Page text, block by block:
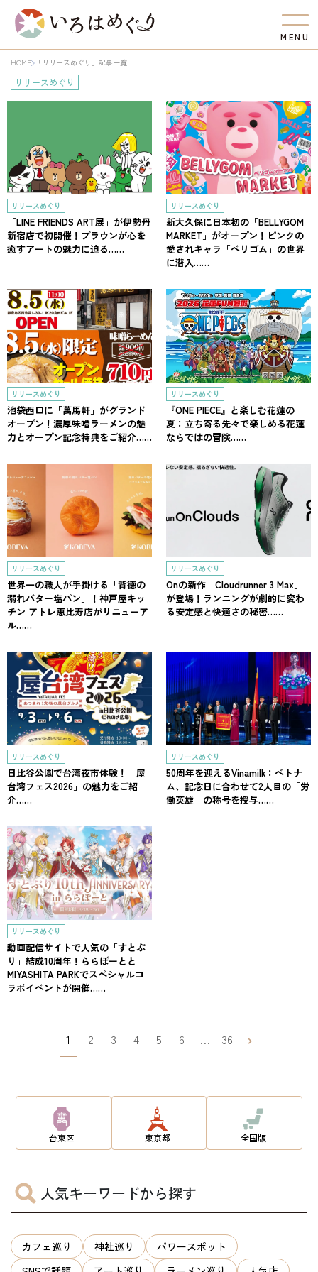
M EN U
HOME 「リリースめぐり」記事一覧
リリースめぐり
リリースめぐり
「LINE FRIENDS ART展」が伊勢丹
新宿店で初開催！ブラウンが心を
癒すアートの魅力に迫る……
リリースめぐり
新大久保に日本初の「BELLYGOM
MARKET」がオープン！ピンクの
愛されキャラ「ベリゴム」の世界
に潜入……
リリースめぐり
池袋西口に「萬馬軒」がグランド
オープン！濃厚味噌ラーメンの魅
力とオープン記念特典をご紹介……
リリースめぐり
『ONE PIECE』と楽しむ花蓮の
夏：立ち寄る先々で楽しめる花蓮
ならではの冒険……
リリースめぐり
世界一の職人が手掛ける「背徳の
溺れバター塩パン」！神戸屋キッ
チン アトレ恵比寿店がリニューア
ル……
リリースめぐり
Onの新作「Cloudrunner 3 Max」
が登場！ランニングが劇的に変わ
る安定感と快適さの秘密……
リリースめぐり
日比谷公園で台湾夜市体験！「屋
台湾フェス2026」の魅力をご紹
介……
リリースめぐり
50周年を迎えるVinamilk：ベトナ
ム、記念日に合わせて2人目の「労
働英雄」の称号を授与……
リリースめぐり
動画配信サイトで人気の「すとぷ
り」結成10周年！ららぽーとと
MIYASHITA PARKでスペシャルコ
ラボイベントが開催……
1 2 3 4 5 6 … 36
台東区 東京都 全国版
人気キーワードから探す
カフェ巡り 神社巡り
パワースポット